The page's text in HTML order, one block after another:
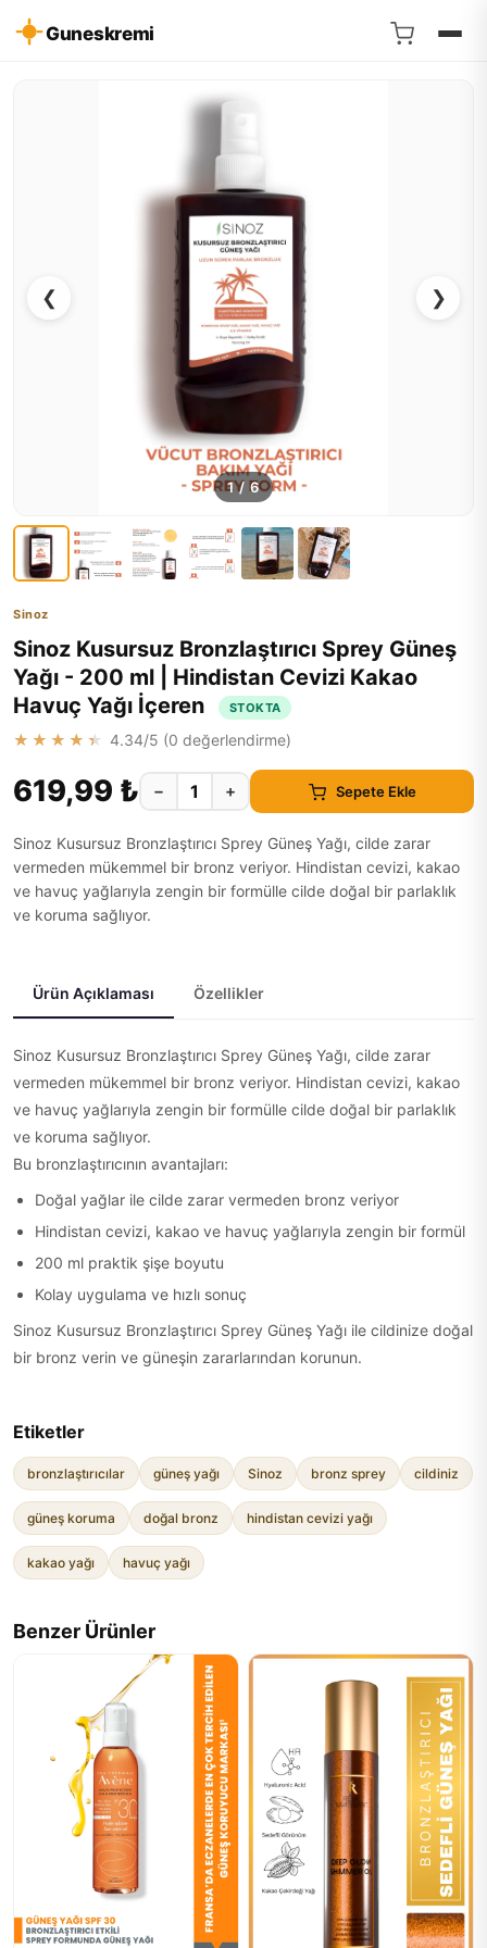
Guneskremi
❮ ❯
1/ 6
Sinoz
Sinoz Kusursuz Bronzlaştırıcı Sprey Güneş
Yağı - 200 ml | Hindistan Cevizi Kakao
Havuç Yağı İçeren
STOKTA
★★★★★ 4.34/5 (0 değerlendirme)
619,99 ₺ − + Sepete Ekle
Sinoz Kusursuz Bronzlaştırıcı Sprey Güneş Yağı, cilde zarar
vermeden mükemmel bir bronz veriyor. Hindistan cevizi, kakao
ve havuç yağlarıyla zengin bir formülle cilde doğal bir parlaklık
ve koruma sağlıyor.
Ürün Açıklaması Özellikler
Sinoz Kusursuz Bronzlaştırıcı Sprey Güneş Yağı, cilde zarar
vermeden mükemmel bir bronz veriyor. Hindistan cevizi, kakao
ve havuç yağlarıyla zengin bir formülle cilde doğal bir parlaklık
ve koruma sağlıyor.
Bu bronzlaştırıcının avantajları:
Doğal yağlar ile cilde zarar vermeden bronz veriyor
Hindistan cevizi, kakao ve havuç yağlarıyla zengin bir formül
200 ml praktik şişe boyutu
Kolay uygulama ve hızlı sonuç
Sinoz Kusursuz Bronzlaştırıcı Sprey Güneş Yağı ile cildinize doğal
bir bronz verin ve güneşin zararlarından korunun.
Etiketler
bronzlaştırıcılar güneş yağı Sinoz bronz sprey cildiniz
güneş koruma doğal bronz hindistan cevizi yağı
kakao yağı havuç yağı
Benzer Ürünler